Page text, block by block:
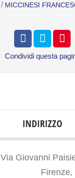
/ MICCINESI
Condividi questa
INDIRIZZO
Via Giovanni
Firenze,